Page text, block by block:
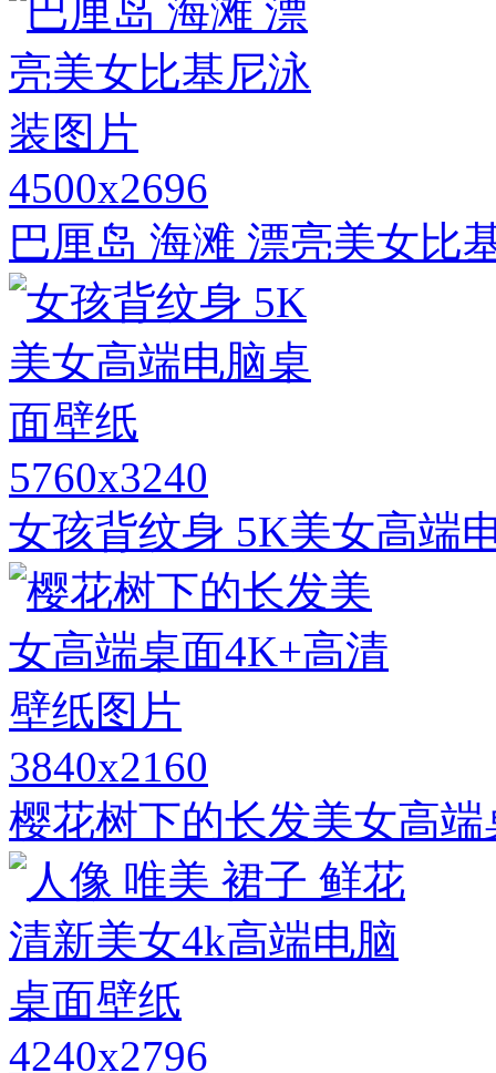
4500x2696
巴厘岛 海滩 漂亮美女比
5760x3240
女孩背纹身 5K美女高端
3840x2160
樱花树下的长发美女高
4240x2796